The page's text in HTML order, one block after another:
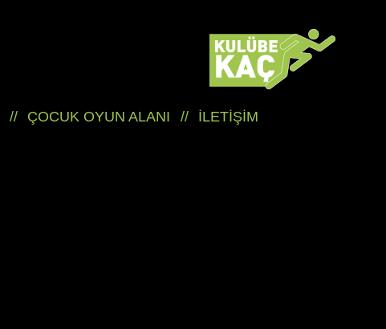
// ÇOCUK OYUN ALANI // İLETİŞİM